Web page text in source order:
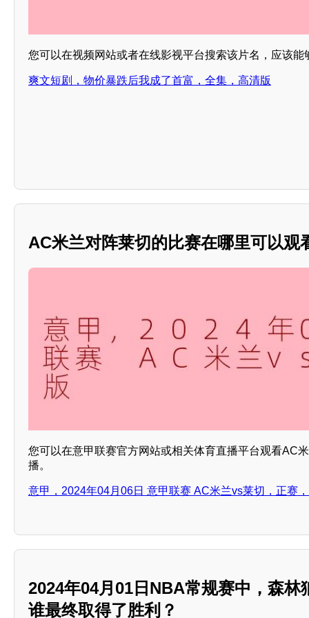
您可以在视频网站或者在线影视平台搜索该片名，应该能
爽文短剧，物价暴跌后我成了首富，全集，高清版
AC米兰对阵莱切的比赛在哪里可以观
您可以在意甲联赛官方网站或相关体育直播平台观看AC
播。
意甲，2024年04月06日 意甲联赛 AC米兰vs莱切，正赛
2024年04月01日NBA常规赛中，森林
谁最终取得了胜利？